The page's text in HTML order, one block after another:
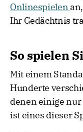
Onlinespielen
Ihr Gedächtnis
So spielen
Mit einem
Hunderte
denen einige
ist eines dieser